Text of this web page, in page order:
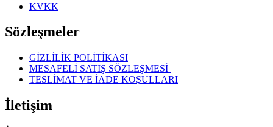
KVKK
Sözleşmeler
GİZLİLİK POLİTİKASI
MESAFELİ SATIŞ SÖZLEŞMESİ
TESLİMAT VE İADE KOŞULLARI
İletişim